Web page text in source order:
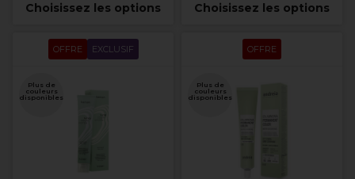
Choisissez les options Choisissez les options
OFFRE EXCLUSIF
Plus de
couleurs
disponibles
OFFRE
Plus de
couleurs
disponibles